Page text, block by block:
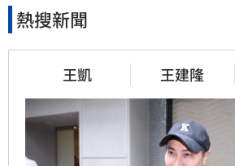
熱搜新聞
王凱 王建隆